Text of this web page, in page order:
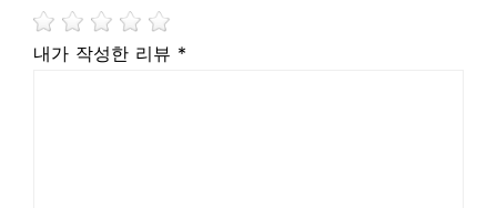
내가 작성한 리뷰 *